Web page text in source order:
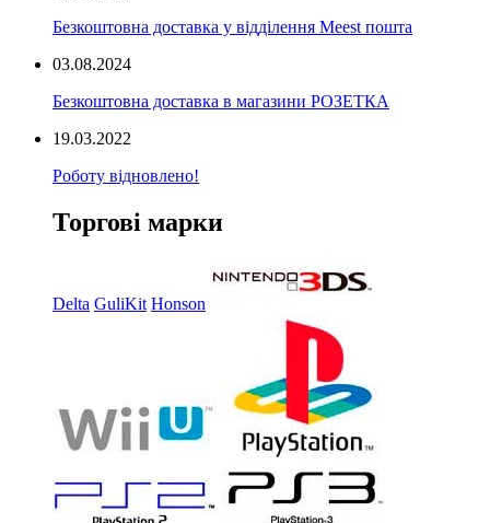
Безкоштовна доставка у відділення Meest пошта
03.08.2024
Безкоштовна доставка в магазини РОЗЕТКА
19.03.2022
Роботу відновлено!
Торгові марки
Delta GuliKit Honson